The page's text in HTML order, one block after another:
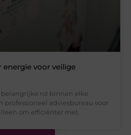
energie voor veilige
rol binnen elke
professioneel adviesbureau voor
om efficiënter met